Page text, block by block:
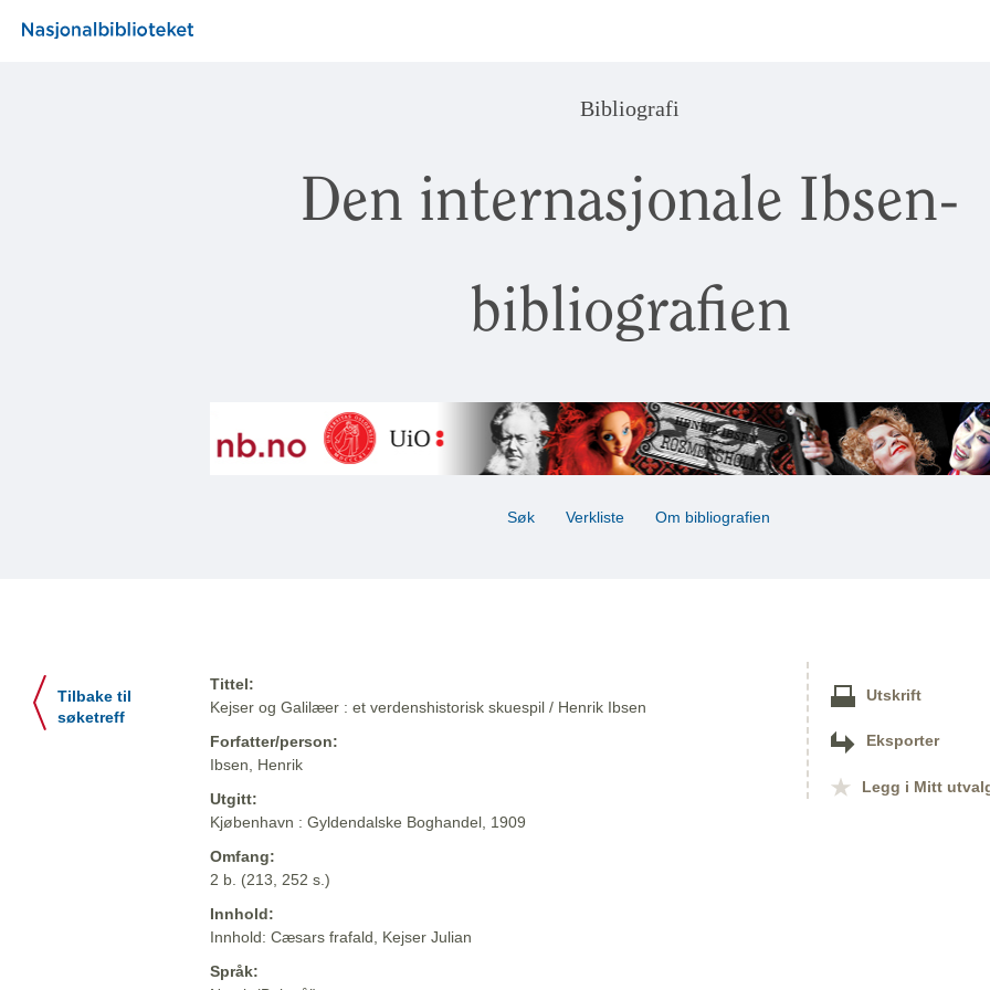
Bibliografi
Den internasjonale Ibsen-
bibliografien
Søk Verkliste Om bibliografien
Tilbake til
søketreff
Tittel:
Kejser og Galilæer : et verdenshistorisk skuespil / Henrik Ibsen
Forfatter/person:
Ibsen, Henrik
Utgitt:
Kjøbenhavn : Gyldendalske Boghandel, 1909
Omfang:
2 b. (213, 252 s.)
Innhold:
Innhold: Cæsars frafald, Kejser Julian
Språk:
Utskrift
Eksporter
Legg i Mitt